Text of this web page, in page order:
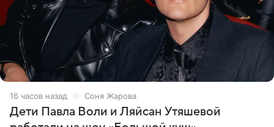
16 часов назад Соня Жарова
Дети Павла Воли и Ляйсан Утяшевой